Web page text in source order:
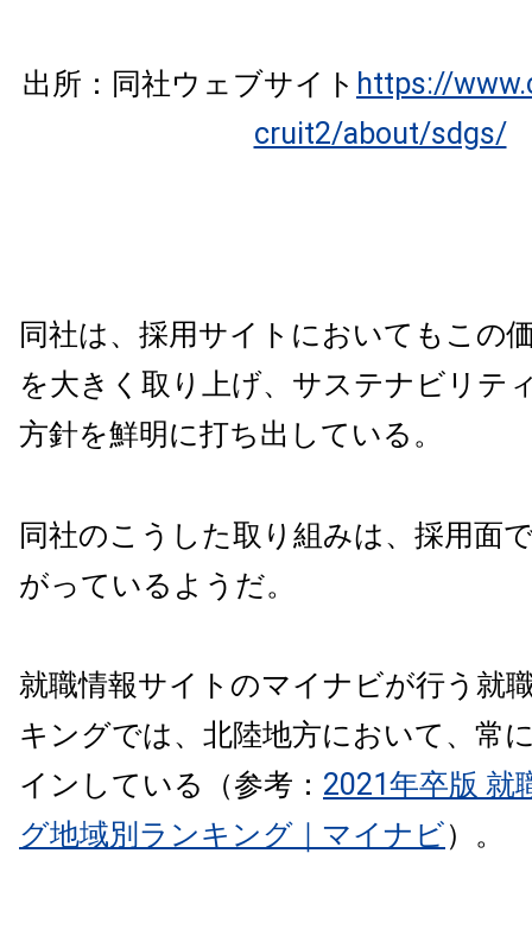
出所：同社ウェブサイト https://
cruit2/about/sdgs/
同社は、採用サイトにおいてもこの
を大きく取り上げ、サステナビリテ
方針を鮮明に打ち出している。
同社のこうした取り組みは、採用面
がっているようだ。
就職情報サイトのマイナビが行う就
キングでは、北陸地方において、常
インしている（参考： 2021年卒版 就
グ地域別ランキング｜マイナビ）。